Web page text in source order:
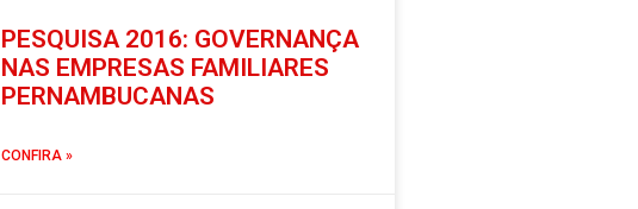
PESQUISA 2016: GOVERNANÇA
NAS EMPRESAS FAMILIARES
PERNAMBUCANAS
CONFIRA »